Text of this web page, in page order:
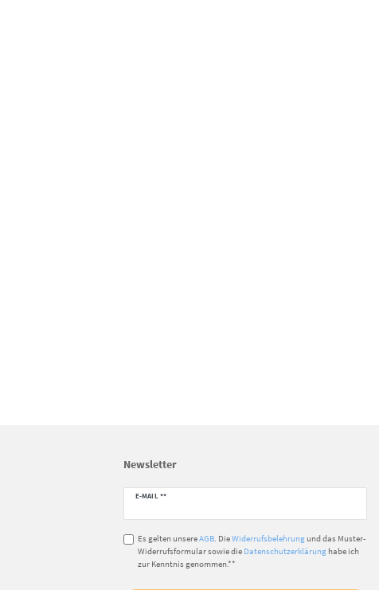
Newsletter
E-MAIL **
Newsletter
Es gelten unsereAGB. DieWiderrufsbelehrungund das Muster-
Widerrufsformular sowie die Datenschutzerklärunghabe ich
zur Kenntnis genommen.**